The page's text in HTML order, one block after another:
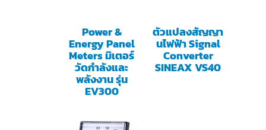
Power &
Energy Panel
Meters มิเตอร์
วัดกำลังและ
พลังงาน รุ่น
EV300
ตัวแปลงสัญญา
นไฟฟ้า Signal
Converter
SINEAX VS40